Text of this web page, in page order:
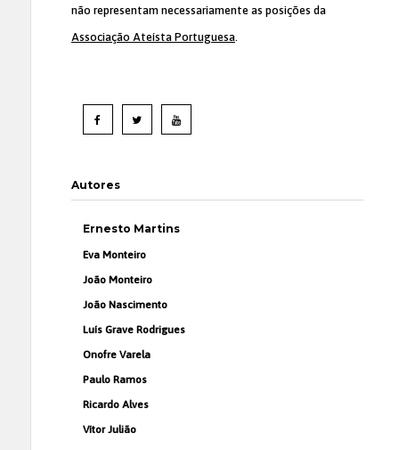
não representam necessariamente as posições da
Associação Ateísta Portuguesa.
Autores
Ernesto Martins
Eva Monteiro
João Monteiro
João Nascimento
Luís Grave Rodrigues
Onofre Varela
Paulo Ramos
Ricardo Alves
Vítor Julião